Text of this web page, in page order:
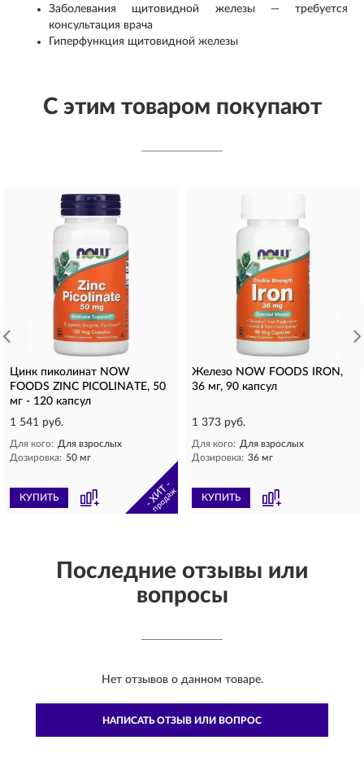
Заболевания щитовидной железы — требуется
консультация врача
Гиперфункция щитовидной железы
С этим товаром покупают
Цинк пиколинат NOW
FOODS ZINC PICOLINATE, 50
мг - 120 капсул
1 541 руб.
Для кого: Для взрослых
Дозировка: 50 мг
КУПИТЬ - ХИТ -
продаж
Железо NOW FOODS IRON,
36 мг, 90 капсул
1 373 руб.
Для кого: Для взрослых
Дозировка: 36 мг
КУПИТЬ
Последние отзывы или
вопросы
Нет отзывов о данном товаре.
НАПИСАТЬ ОТЗЫВ ИЛИ ВОПРОС